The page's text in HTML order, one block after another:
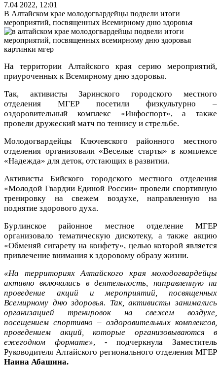
7.04 2022, 12:01
В Алтайском крае молодогвардейцы подвели итоги
мероприятий, посвященных Всемирному дню здоровья
На территории Алтайского края серию мероприятий,
приуроченных к Всемирному дню здоровья.
Так, активисты Заринского городского местного
отделения МГЕР посетили физкультурно –
оздоровительный комплекс «Инфоспорт», а также
провели дружеский матч по теннису и стрельбе.
Молодогвардейцы Ключевского районного местного
отделения организовали «Веселые старты» в комплексе
«Надежда» для деток, отстающих в развитии.
Активисты Бийского городского местного отделения
«Молодой Гвардии Единой России» провели спортивную
тренировку на свежем воздухе, направленную на
поднятие здорового духа.
Бурлинское районное местное отделение МГЕР
организовало тематическую дискотеку, а также акцию
«Обменяй сигарету на конфету», целью которой является
привлечение внимания к здоровому образу жизни.
«На территориях Алтайского края молодогвардейцы
активно включались в деятельность, направленную на
проведение акций и мероприятий, посвященных
Всемирному дню здоровья. Так, активисты занимались
организацией тренировок на свежем воздухе,
посещением спортивно – оздоровительных комплексов,
проведением акций, которые организовываются в
ежегодном формате», - подчеркнула Заместитель
Руководителя Алтайского регионального отделения МГЕР
Наина Абашина.